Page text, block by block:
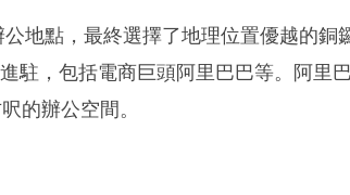
地點，最終選擇了地理位置優越的銅
駐，包括電商巨頭阿里巴巴等。阿里
的辦公空間。